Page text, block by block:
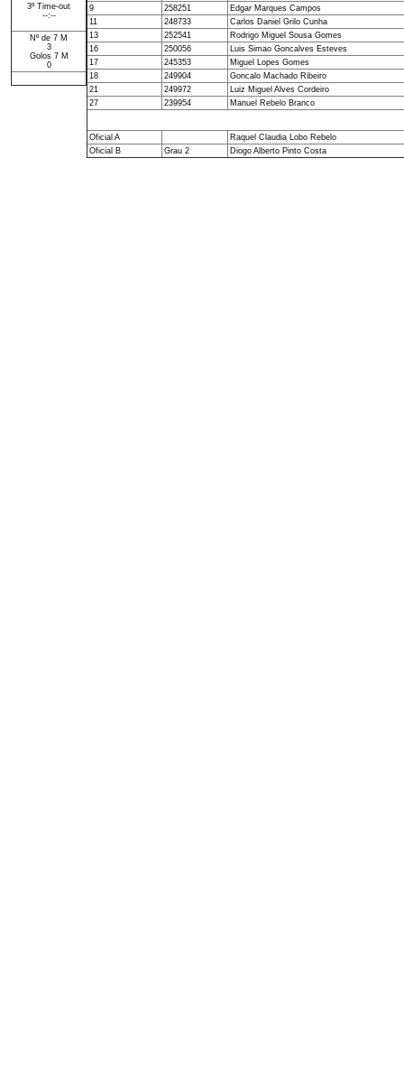
3º Time-out
--:--
Nº de 7 M
3
Golos 7 M
0
9
258251
Edgar Marques Campos
11
248733
Carlos Daniel Grilo Cunha
13
252541
Rodrigo Miguel Sousa Gomes
16
250056
Luis Simao Goncalves Esteves
17
245353
Miguel Lopes Gomes
18
249904
Goncalo Machado Ribeiro
21
249972
Luiz Miguel Alves Cordeiro
27
239954 Manuel Rebelo Branco
Oficial A
Raquel Claudia Lobo Rebelo
Oficial B
Grau 2 Diogo Alberto Pinto Costa